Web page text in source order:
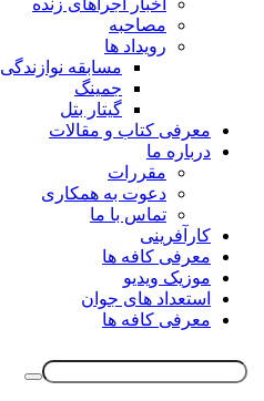
اخبار اجراهای زنده
مصاحبه
رویداد ها
مسابقه نوازندگی
جمینگ
گیتار بتل
معرفی کتاب و مقالات
درباره ما
مقررات
دعوت به همکاری
تماس با ما
کارآفرینی
معرفی کافه ها
موزیک ویدیو
استعداد های جوان
معرفی کافه ها